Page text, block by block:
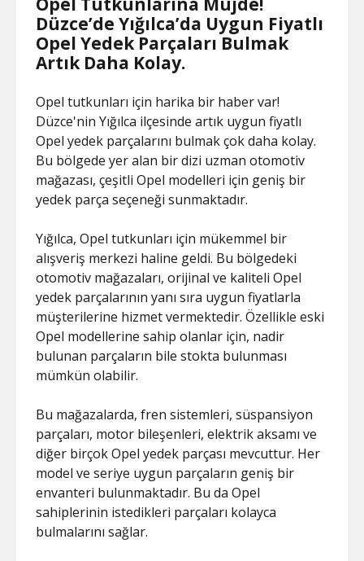
Düzce’de Yığılca’da Uygun Fiyatlı
Opel Yedek Parçaları Bulmak
Artık Daha Kolay.
Opel tutkunları için harika bir haber var!
Düzce'nin Yığılca ilçesinde artık uygun fiyatlı
Opel yedek parçalarını bulmak çok daha kolay.
Bu bölgede yer alan bir dizi uzman otomotiv
mağazası, çeşitli Opel modelleri için geniş bir
yedek parça seçeneği sunmaktadır.
Yığılca, Opel tutkunları için mükemmel bir
alışveriş merkezi haline geldi. Bu bölgedeki
otomotiv mağazaları, orijinal ve kaliteli Opel
yedek parçalarının yanı sıra uygun fiyatlarla
müşterilerine hizmet vermektedir. Özellikle eski
Opel modellerine sahip olanlar için, nadir
bulunan parçaların bile stokta bulunması
mümkün olabilir.
Bu mağazalarda, fren sistemleri, süspansiyon
parçaları, motor bileşenleri, elektrik aksamı ve
diğer birçok Opel yedek parçası mevcuttur. Her
model ve seriye uygun parçaların geniş bir
envanteri bulunmaktadır. Bu da Opel
sahiplerinin istedikleri parçaları kolayca
bulmalarını sağlar.